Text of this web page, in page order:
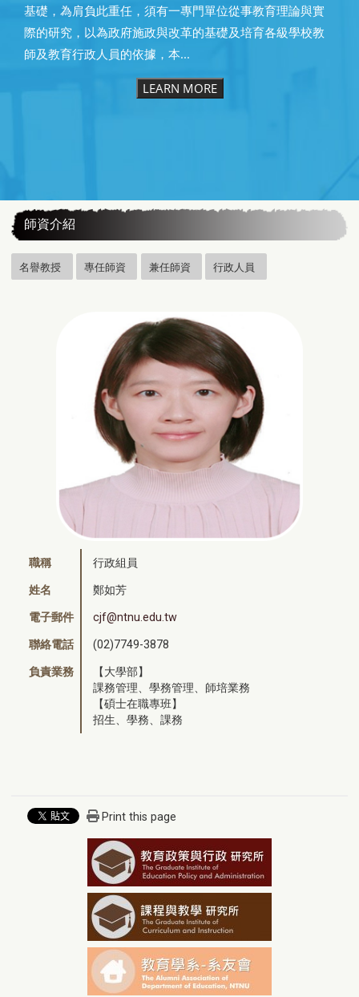
基礎，為肩負此重任，須有一專門單位從事教育理論與實
際的研究，以為政府施政與改革的基礎及培育各級學校教
師及教育行政人員的依據，本...
LEARN MORE
師資介紹
名譽教授 專任師資 兼任師資 行政人員
職稱 行政組員
姓名 鄭如芳
電子郵件 cjf@ntnu.edu.tw
聯絡電話 (02)7749-3878
負責業務
【大學部】
課務管理、學務管理、師培業務
【碩士在職專班】
招生、學務、課務
Print this page